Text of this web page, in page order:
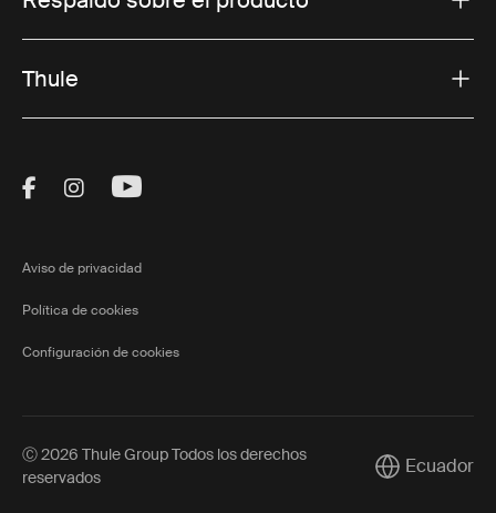
Thule
Visit Thule on Facebook (external link)
Visit Thule on Instagram (external link)
Visit Thule on Youtube (external
Aviso de privacidad
Política de cookies
Configuración de cookies
Ⓒ 2026 Thule Group Todos los derechos
reservados
CurrentEcuador